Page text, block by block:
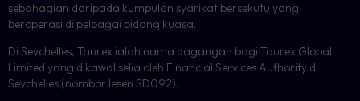
sebahagian daripada kumpulan syarikat bersekutu yang
beroperasi di pelbagai bidang kuasa.
Di Seychelles, Taurex ialah nama dagangan bagi Taurex Global
Limited yang dikawal selia oleh Financial Services Authority di
Seychelles (nombor lesen SD092).